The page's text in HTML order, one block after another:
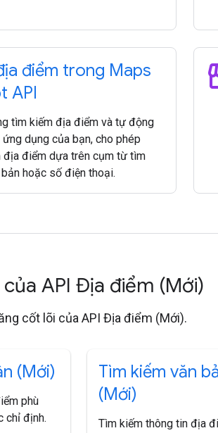
điểm trong Maps
API
tìm kiếm địa điểm và tự động
ứng dụng của bạn, cho phép
địa điểm dựa trên cụm từ tìm
hoặc số điện thoại.
của API Địa điểm (Mới)
cốt lõi của API Địa điểm (Mới).
(Mới)
phù
chỉ định.
Tìm kiếm văn
(Mới)
Tìm kiếm thông tin địa